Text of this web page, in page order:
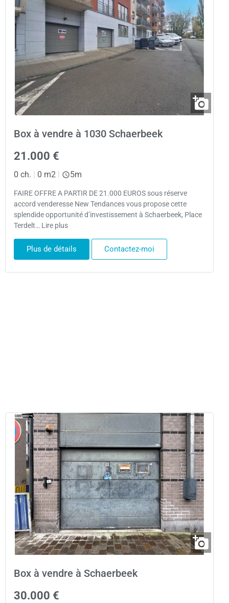
Box à vendre à 1030 Schaerbeek
21.000 €
0 ch. | 0 m2 | 5m
FAIRE OFFRE A PARTIR DE 21.000 EUROS sous réserve
accord venderesse New Tendances vous propose cette
splendide opportunité d’investissement à Schaerbeek, Place
Terdelt… Lire plus
Plus de détails Contactez-moi
Box à vendre à Schaerbeek
30.000 €